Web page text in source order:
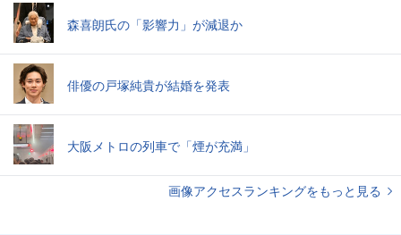
森喜朗氏の「影響力」が減退か
俳優の戸塚純貴が結婚を発表
大阪メトロの列車で「煙が充満」
画像アクセスランキングをもっと見る